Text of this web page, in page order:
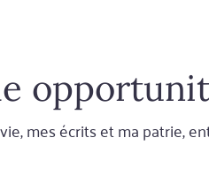
mes écrits et ma patrie,